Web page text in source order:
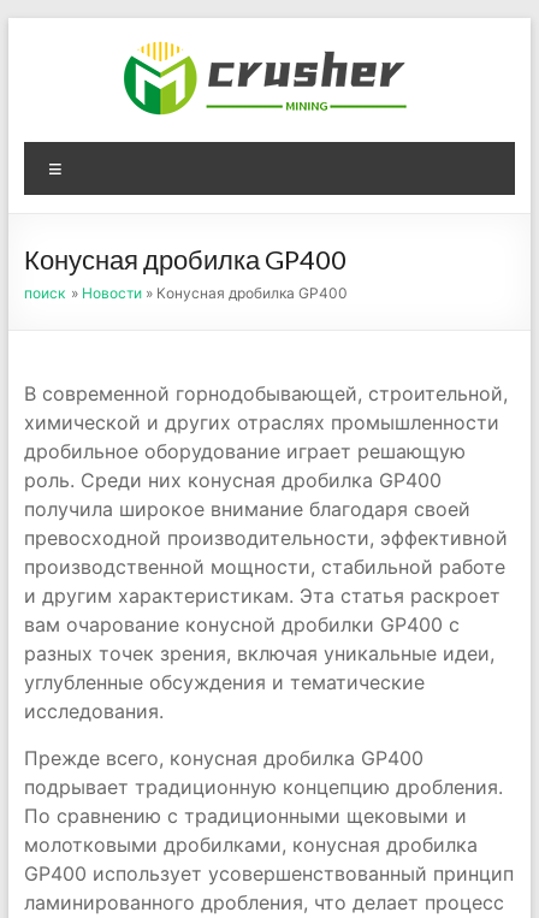
Оборудование для
дробления угля,
измельчения печного
порошка
Конусная дробилка GP400
поиск » Новости» Конусная дробилка GP400
В современной горнодобывающей, строительной,
химической и других отраслях промышленности
дробильное оборудование играет решающую
роль. Среди них конусная дробилка GP400
получила широкое внимание благодаря своей
превосходной производительности, эффективной
производственной мощности, стабильной работе
и другим характеристикам. Эта статья раскроет
вам очарование конусной дробилки GP400 с
разных точек зрения, включая уникальные идеи,
углубленные обсуждения и тематические
исследования.
Прежде всего, конусная дробилка GP400
подрывает традиционную концепцию дробления.
По сравнению с традиционными щековыми и
молотковыми дробилками, конусная дробилка
GP400 использует усовершенствованный принцип
ламинированного дробления, что делает процесс